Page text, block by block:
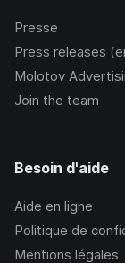
Presse
Press releases
Molotov
Join the team
Besoin d'aide
Aide en ligne
Politique de
Mentions légales